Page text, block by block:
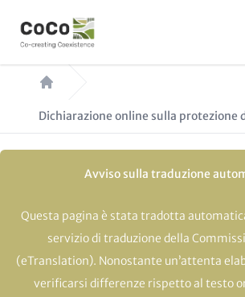
principale
Briciole
Dichiarazione online sulla protezione
Avviso sulla traduzione
Questa pagina è stata tradotta
servizio di traduzione della
(eTranslation). Nonostante un’attenta
verificarsi differenze rispetto al testo